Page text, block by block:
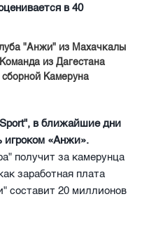
в 40
"Анжи" из Махачкалы
из Дагестана
Камеруна
в ближайшие дни
«Анжи».
получит за камерунца
заработная плата
составит 20 миллионов